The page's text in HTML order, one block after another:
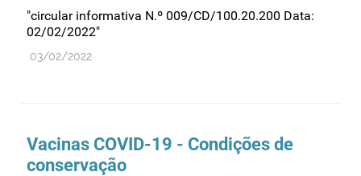
"circular informativa N.º 009/CD/100.20.200 Data:
02/02/2022"
03/02/2022
Vacinas COVID-19 - Condições de
conservação